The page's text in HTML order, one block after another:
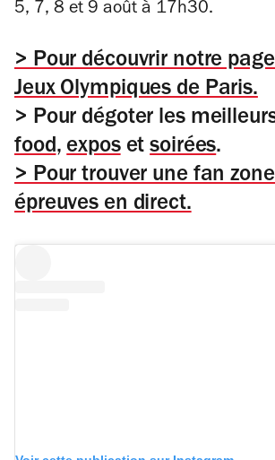
5, 7, 8 et 9 août à 17h30.
> Pour découvrir notre
Jeux Olympiques de Paris.
> Pour dégoter les
food, exposet soirées.
> Pour trouver une fan
épreuves en direct.